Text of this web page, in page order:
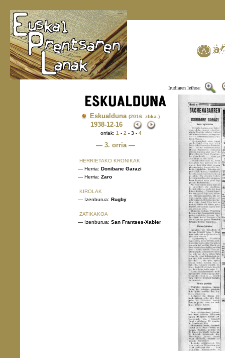
Irudiaren leihoa:
Eskualduna (2016. zbka.)
1938-12-16
orriak: 1 - 2 - 3 - 4
— 3. orria —
HERRIETAKO KRONIKAK
— Herria: Donibane Garazi
— Herria: Zaro
KIROLAK
— Izenburua: Rugby
ZATIKAKOA
— Izenburua: San Frantses-Xabier